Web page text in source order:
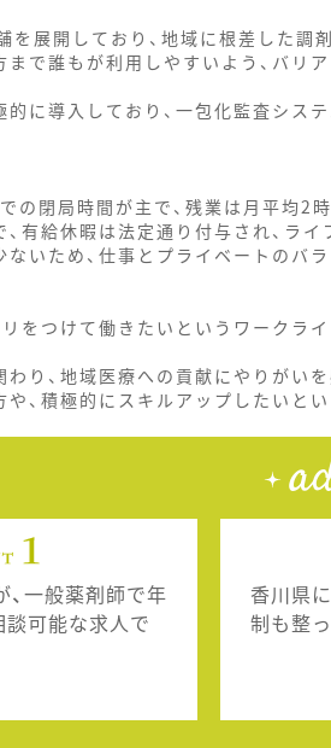
展開しており、地域に根差した調
で誰もが利用しやすいよう、バリ
に導入しており、一包化監査シス
閉局時間が主で、残業は月平均2時
有給休暇は法定通り付与され、ライ
いため、仕事とプライベートのバ
をつけて働きたいというワークラ
り、地域医療への貢献にやりがい
、積極的にスキルアップしたいと
一般薬剤師で年
可能な求人で
香川県
制も整